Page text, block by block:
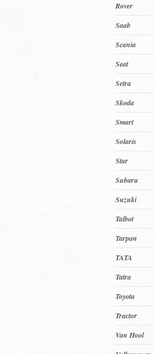
Rover
Saab
Scania
Seat
Setra
Skoda
Smart
Solaris
Star
Subaru
Suzuki
Talbot
Tarpan
TATA
Tatra
Toyota
Tractor
Van Hool